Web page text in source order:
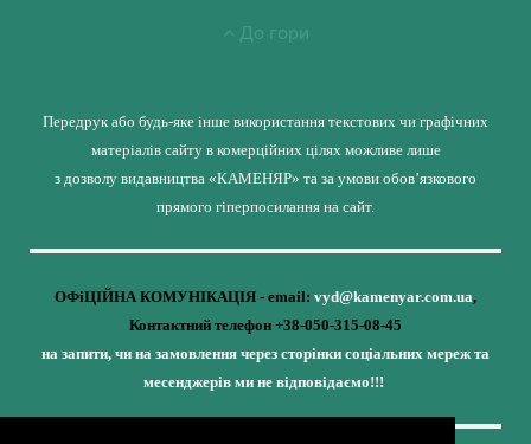
До гори
Передрук або будь-яке інше використання текстових чи графічних
матеріалів сайту в комерційних цілях можливе лише
з дозволу видавництва «КАМЕНЯР» та за умови обов’язкового
прямого гіперпосилання на сайт.
ОФіЦІЙНА КОМУНІКАЦІЯ - email: vyd@kamenyar.com.ua,
Контактний телефон +38-050-315-08-45
на запити, чи на замовлення через сторінки соціальних мереж та
месенджерів ми не відповідаємо!!!